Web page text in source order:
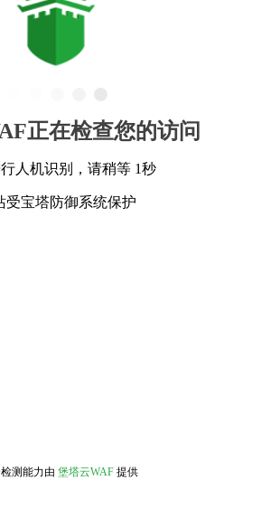
正在检查您的访问
人机识别，请稍等 1秒
受宝塔防御系统保护
测能力由 堡塔云WAF 提供